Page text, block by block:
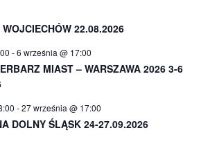
22.08.2026
-6 września @ 17:00
MIAST – WARSZAWA 2026 3-6
-27 września @ 17:00
DOLNY ŚLĄSK 24-27.09.2026